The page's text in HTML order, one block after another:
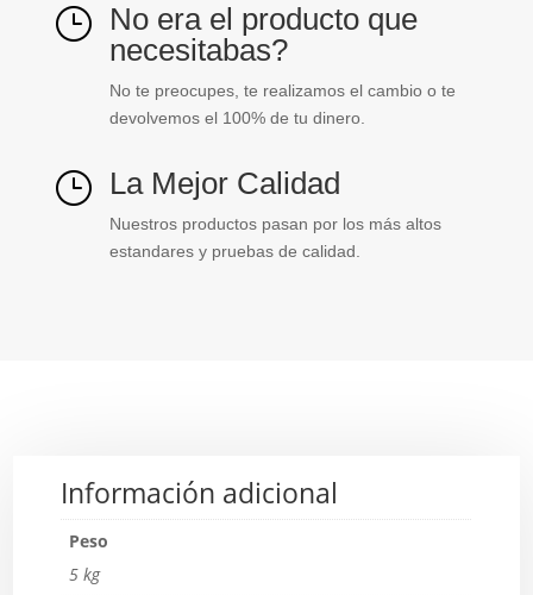
} No era el producto que
necesitabas?
No te preocupes, te realizamos el cambio o te
devolvemos el 100% de tu dinero.
} La Mejor Calidad
Nuestros productos pasan por los más altos
estandares y pruebas de calidad.
Información adicional
Peso
5 kg